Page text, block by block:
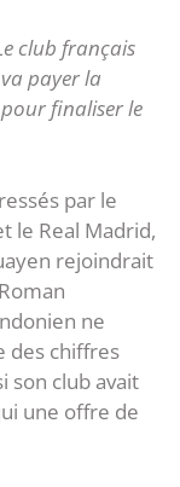
club français
payer la
finaliser le
par le
le Real Madrid,
rejoindrait
ne
des chiffres
son club avait
une offre de